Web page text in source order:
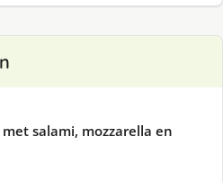
salami, mozzarella en